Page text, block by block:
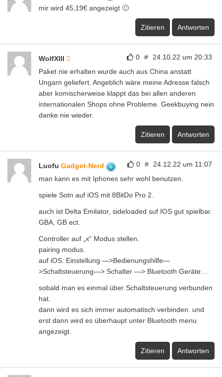
mir wird 45,19€ angezeigt 🙁
Zitieren Antworten
0 # 24.10.22 um 20:33
WolfXIII
Paket nie erhalten wurde auch aus China anstatt
Ungarn geliefert. Angeblich wäre meine Adresse falsch
aber komischerweise klappt das bei allen anderen
internationalen Shops ohne Probleme. Geekbuying nein
danke nie wieder.
Zitieren Antworten
0 # 24.12.22 um 11:07
Luofu Gadget-Nerd
man kann es mit Iphones sehr wohl benutzen.
spiele Sotn auf iOS mit 8BitDo Pro 2.
auch ist Delta Emilator, sideloaded suf IOS gut spielbar.
GBA, GB ect.
Controller auf „x“ Modus stellen.
pairing modus.
auf iOS: Einstellung —>Bedienungshilfe—
>Schaltsteuerung—> Schalter —> Bluetooth Geräte…
sobald man es einmal über Schaltsteuerung verbunden
hat.
dann wird es sich immer automatisch verbinden. und
erst dann wird es überhaupt unter Bluetooth menu
angezeigt.
Zitieren Antworten